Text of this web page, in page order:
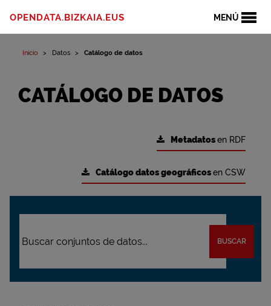
MENÚ
OPENDATA.BIZKAIA.EUS
Inicio Datos Catálogo de datos
CATÁLOGO DE DATOS
Metadatosen RDF
Catálogo datos geográficosen CSW
BUSCAR